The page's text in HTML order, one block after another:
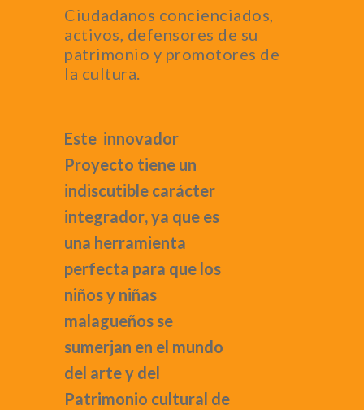
Ciudadanos concienciados,
activos, defensores de su
patrimonio y promotores de
la cultura.
Este innovador
Proyecto tiene un
indiscutible carácter
integrador, ya que es
una herramienta
perfecta para que los
niños y niñas
malagueños se
sumerjan en el mundo
del arte y del
Patrimonio cultural de